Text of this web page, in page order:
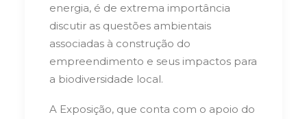
energia, é de extrema importância
discutir as questões ambientais
associadas à construção do
empreendimento e seus impactos para
a biodiversidade local.
A Exposição, que conta com o apoio do